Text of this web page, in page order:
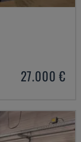
27.000 €